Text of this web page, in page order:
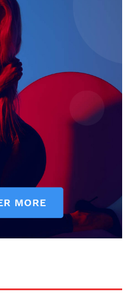
Janta
Akhbaar